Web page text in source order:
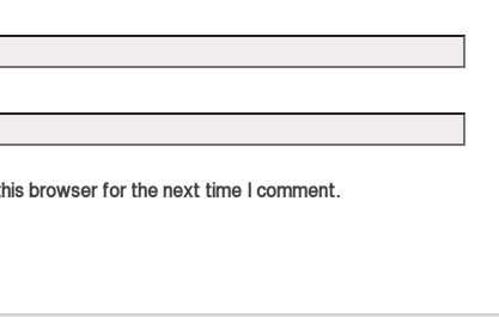
browser for the next time I comment.